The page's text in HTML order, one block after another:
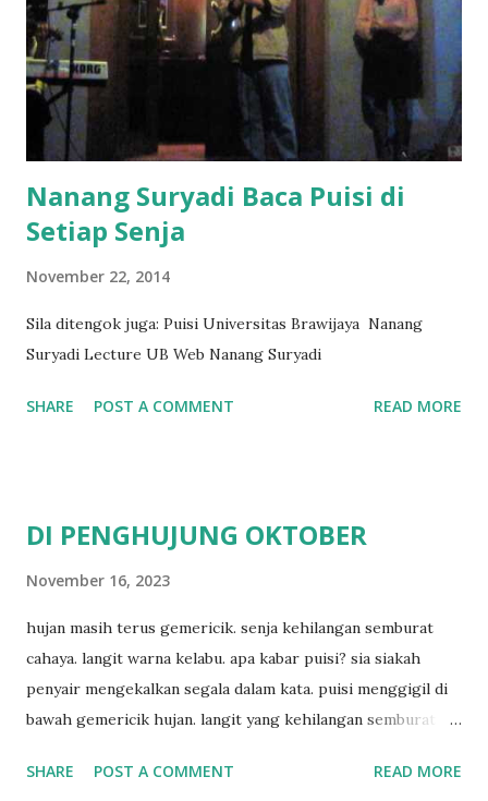
Nanang Suryadi Baca Puisi di
Setiap Senja
November 22, 2014
Sila ditengok juga: Puisi Universitas Brawijaya Nanang
Suryadi Lecture UB Web Nanang Suryadi
SHARE POST A COMMENT READ MORE
DI PENGHUJUNG OKTOBER
November 16, 2023
hujan masih terus gemericik. senja kehilangan semburat
cahaya. langit warna kelabu. apa kabar puisi? sia siakah
penyair mengekalkan segala dalam kata. puisi menggigil di
bawah gemericik hujan. langit yang kehilangan semburat
penyair? apakah sia sia aku dituliskan. puisi menggigil
SHARE POST A COMMENT READ MORE